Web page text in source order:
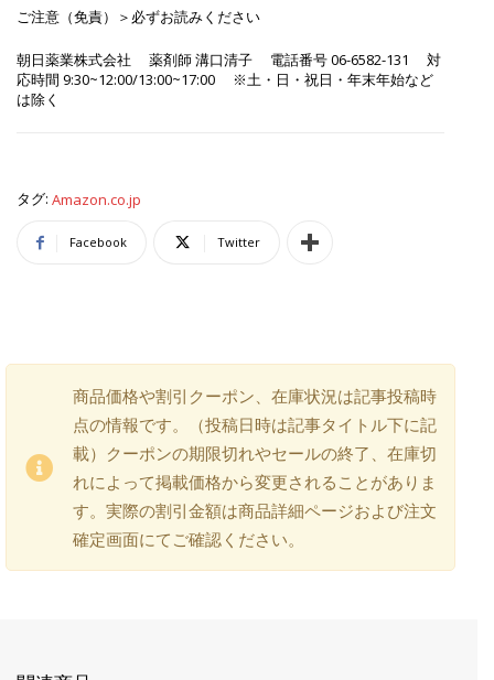
ご注意（免責）＞必ずお読みください
朝日薬業株式会社 薬剤師 溝口清子 電話番号 06-6582-131 対
応時間 9:30~12:00/13:00~17:00 ※土・日・祝日・年末年始など
は除く
タグ: Amazon.co.jp
Facebook Twitter
商品価格や割引クーポン、在庫状況は記事投稿時
点の情報です。（投稿日時は記事タイトル下に記
載）クーポンの期限切れやセールの終了、在庫切
れによって掲載価格から変更されることがありま
す。実際の割引金額は商品詳細ページおよび注文
確定画面にてご確認ください。